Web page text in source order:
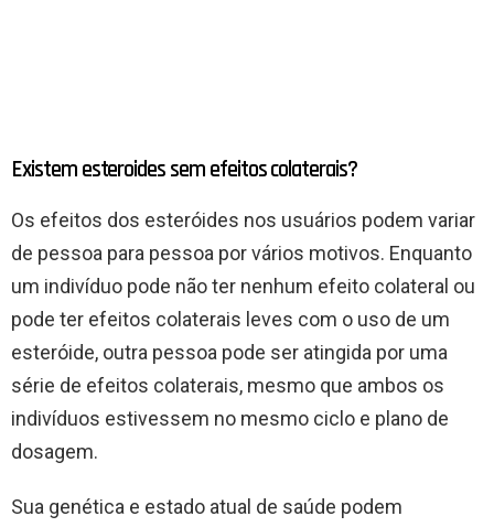
Existem esteroides sem efeitos colaterais?
Os efeitos dos esteróides nos usuários podem variar
de pessoa para pessoa por vários motivos. Enquanto
um indivíduo pode não ter nenhum efeito colateral ou
pode ter efeitos colaterais leves com o uso de um
esteróide, outra pessoa pode ser atingida por uma
série de efeitos colaterais, mesmo que ambos os
indivíduos estivessem no mesmo ciclo e plano de
dosagem.
Sua genética e estado atual de saúde podem